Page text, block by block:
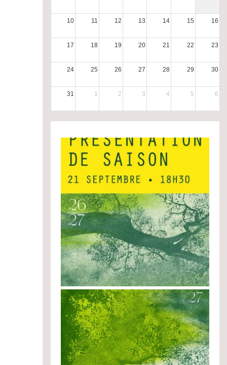
10 11 12 13 14 15 16
17 18 19 20 21 22 23
24 25 26 27 28 29 30
31 1 2 3 4 5 6